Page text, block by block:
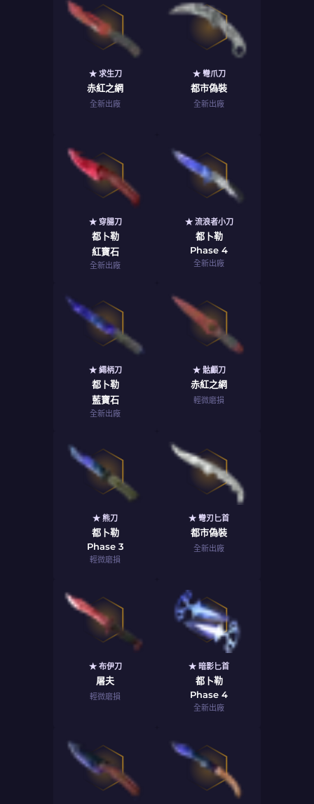
★ 求生刀
赤紅之網
全新出廠
★ 彎爪刀
都市偽裝
全新出廠
★ 穿腸刀
都卜勒
紅寶石
全新出廠
★ 流浪者小刀
都卜勒
Phase 4
全新出廠
★ 繩柄刀
都卜勒
藍寶石
全新出廠
★ 骷顱刀
赤紅之網
輕微磨損
★ 熊刀
都卜勒
Phase 3
輕微磨損
★ 彎刃匕首
都市偽裝
全新出廠
★ 布伊刀
屠夫
輕微磨損
★ 暗影匕首
都卜勒
Phase 4
全新出廠